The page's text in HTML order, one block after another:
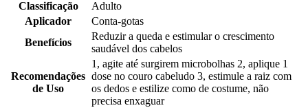
Classificação
Adulto
Aplicador
Conta-gotas
Benefícios
Reduzir a queda e estimular o crescimento
saudável dos cabelos
Recomendações
de Uso
1, agite até surgirem microbolhas 2, aplique 1
dose no couro cabeludo 3, estimule a raiz com
os dedos e estilize como de costume, não
precisa enxaguar